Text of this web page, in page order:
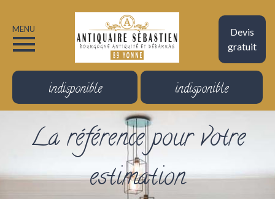
Devis
gratuit
MENU
indisponible indisponible
La référence pour votre
estimation